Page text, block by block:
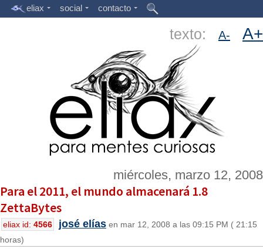
eliax social contacto
texto: A- A+
miércoles, marzo 12, 2008
Para el 2011, el mundo almacenará 1.8
ZettaBytes
eliax id: 4566 josé elías en mar 12, 2008 a las 09:15 PM ( 21:15
horas)